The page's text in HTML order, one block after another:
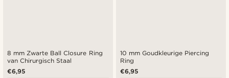
8 mm Zwarte Ball Closure Ring
van Chirurgisch Staal
€6,95
10 mm Goudkleurige Piercing
Ring
€6,95